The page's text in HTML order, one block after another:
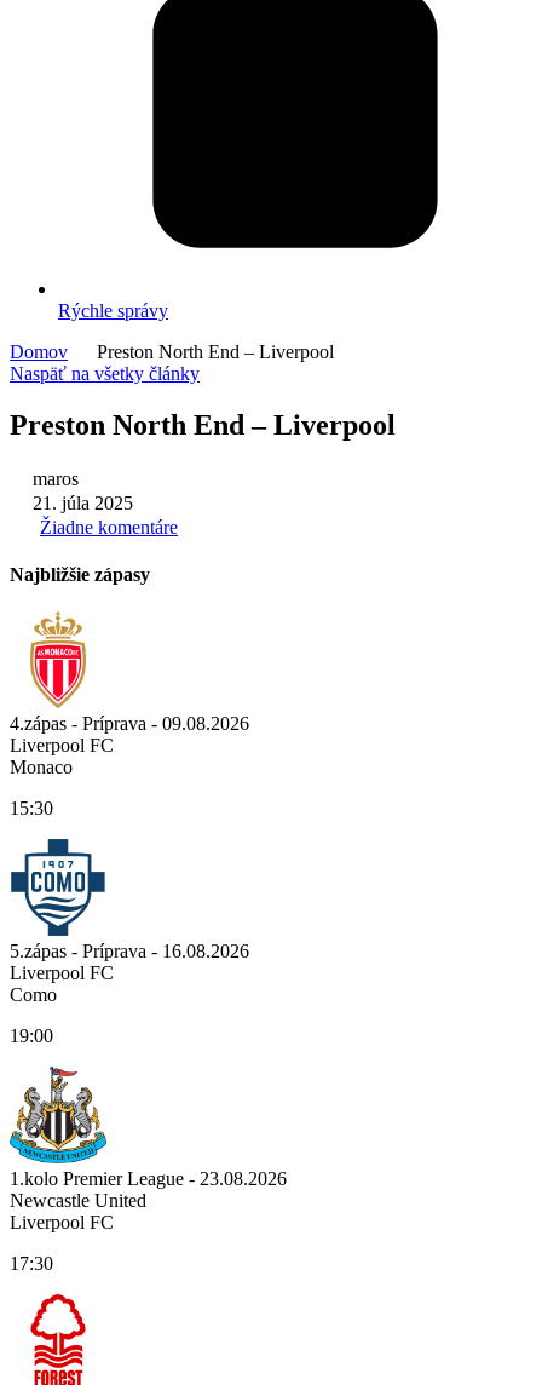
Rýchle správy
Domov
Preston North End – Liverpool
Naspäť na všetky články
Preston North End – Liverpool
maros
21. júla 2025
Žiadne komentáre
Najbližšie zápasy
4.zápas - Príprava - 09.08.2026
Liverpool FC
Monaco
15:30
5.zápas - Príprava - 16.08.2026
Liverpool FC
Como
19:00
1.kolo Premier League - 23.08.2026
Newcastle United
Liverpool FC
17:30